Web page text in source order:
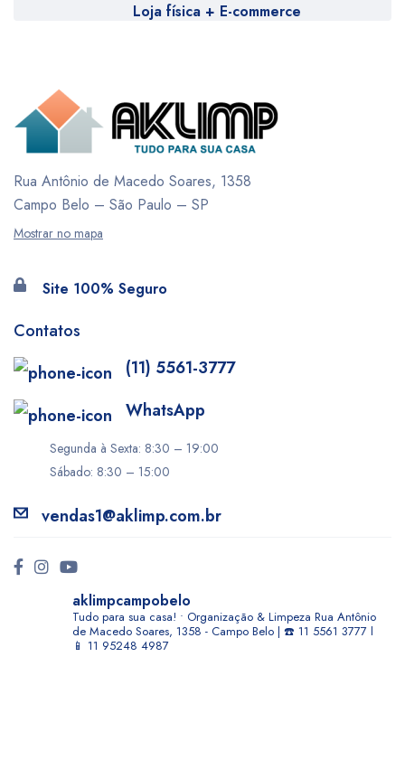
Loja física + E-commerce
Rua Antônio de Macedo Soares, 1358
Campo Belo – São Paulo – SP
Mostrar no mapa
Site 100% Seguro
Contatos
(11) 5561-3777
WhatsApp
Segunda à Sexta: 8:30 – 19:00
Sábado: 8:30 – 15:00
vendas1@aklimp.com.br
aklimpcampobelo
Tudo para sua casa! • Organização & Limpeza Rua Antônio
de Macedo Soares, 1358 - Campo Belo | ☎️ 11 5561 3777 l
📱 11 95248 4987